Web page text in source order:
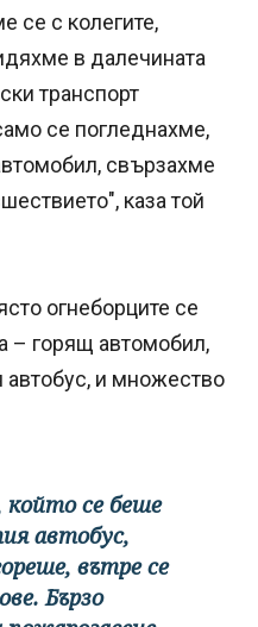
се с колегите,
в далечината
транспорт
се погледнахме,
свързахме
каза той
огнеборците се
– горящ автомобил,
автобус, и множество
се беше
автобус,
вътре се
Бързо